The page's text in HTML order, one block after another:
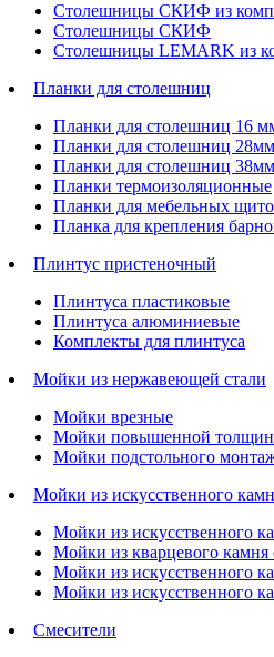
Столешницы СКИФ из
Столешницы СКИФ
Столешницы LEMARK из
Планки для столешниц
Планки для столешниц 16
Планки для столешниц 28мм
Планки для столешниц 38мм
Планки термоизоляционные
Планки для мебельных
Планка для крепления
Плинтус пристеночный
Плинтуса пластиковые
Плинтуса алюминиевые
Комплекты для плинтуса
Мойки из нержавеющей стали
Мойки врезные
Мойки повышенной
Мойки подстольного
Мойки из искусственного
Мойки из искусственного
Мойки из кварцевого
Мойки из искусственного
Мойки из искусственного
Смесители